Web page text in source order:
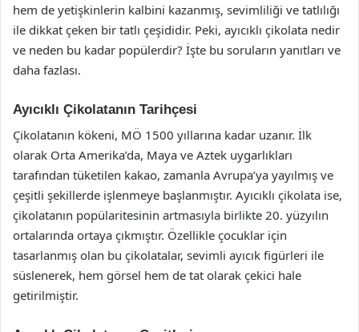
hem de yetişkinlerin kalbini kazanmış, sevimliliği ve tatlılığı
ile dikkat çeken bir tatlı çeşididir. Peki, ayıcıklı çikolata nedir
ve neden bu kadar popülerdir? İşte bu soruların yanıtları ve
daha fazlası.
Ayıcıklı Çikolatanın Tarihçesi
Çikolatanın kökeni, MÖ 1500 yıllarına kadar uzanır. İlk
olarak Orta Amerika’da, Maya ve Aztek uygarlıkları
tarafından tüketilen kakao, zamanla Avrupa’ya yayılmış ve
çeşitli şekillerde işlenmeye başlanmıştır. Ayıcıklı çikolata ise,
çikolatanın popülaritesinin artmasıyla birlikte 20. yüzyılın
ortalarında ortaya çıkmıştır. Özellikle çocuklar için
tasarlanmış olan bu çikolatalar, sevimli ayıcık figürleri ile
süslenerek, hem görsel hem de tat olarak çekici hale
getirilmiştir.